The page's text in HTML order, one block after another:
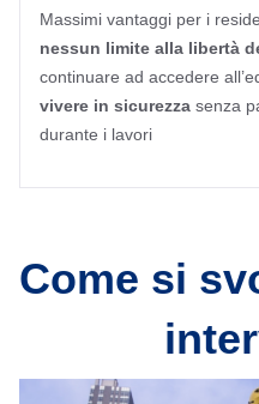
Massimi vantaggi per i
nessun limite alla libertà
continuare ad accedere
vivere in sicurezza senza
durante i lavori
Come si